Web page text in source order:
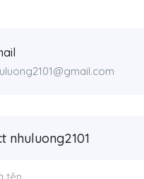
nhuluong2101